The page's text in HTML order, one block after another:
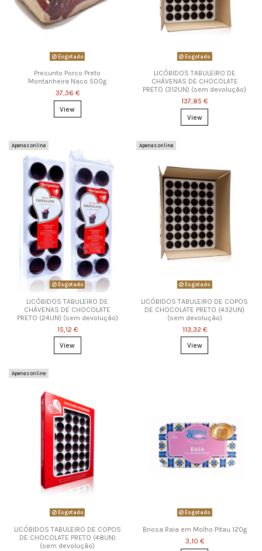
Esgotado
Presunto Porco Preto
Montanheira Naco 500g
37,36 €
View
Esgotado
LICÓBIDOS TABULEIRO DE
CHÁVENAS DE CHOCOLATE
PRETO (312UN) (sem devolução)
137,85 €
View
Apenas online
Esgotado
LICÓBIDOS TABULEIRO DE
CHÁVENAS DE CHOCOLATE
PRETO (24UN) (sem devolução)
15,12 €
View
Apenas online
Esgotado
LICÓBIDOS TABULEIRO DE COPOS
DE CHOCOLATE PRETO (432UN)
(sem devolução)
113,32 €
View
Apenas online
Esgotado
LICÓBIDOS TABULEIRO DE COPOS
DE CHOCOLATE PRETO (48UN)
(sem devolução)
Esgotado
Briosa Raia em Molho Pitau 120g
3,10 €